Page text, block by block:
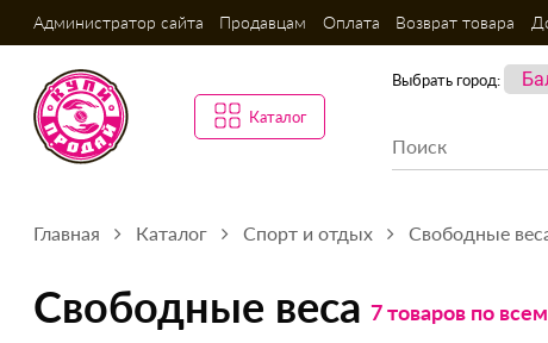
Администратор сайта Продавцам Оплата Возврат товара
Каталог
Выбрать город:
Главная Каталог Спорт и отдых Свободные
Свободные веса 7 товаров по